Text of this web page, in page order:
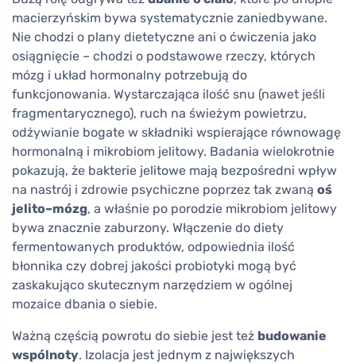
macierzyńskim bywa systematycznie zaniedbywane.
Nie chodzi o plany dietetyczne ani o ćwiczenia jako
osiągnięcie – chodzi o podstawowe rzeczy, których
mózg i układ hormonalny potrzebują do
funkcjonowania. Wystarczająca ilość snu (nawet jeśli
fragmentarycznego), ruch na świeżym powietrzu,
odżywianie bogate w składniki wspierające równowagę
hormonalną i mikrobiom jelitowy. Badania wielokrotnie
pokazują, że bakterie jelitowe mają bezpośredni wpływ
na nastrój i zdrowie psychiczne poprzez tak zwaną oś
jelito–mózg, a właśnie po porodzie mikrobiom jelitowy
bywa znacznie zaburzony. Włączenie do diety
fermentowanych produktów, odpowiednia ilość
błonnika czy dobrej jakości probiotyki mogą być
zaskakująco skutecznym narzędziem w ogólnej
mozaice dbania o siebie.
Ważną częścią powrotu do siebie jest też budowanie
wspólnoty. Izolacja jest jednym z największych